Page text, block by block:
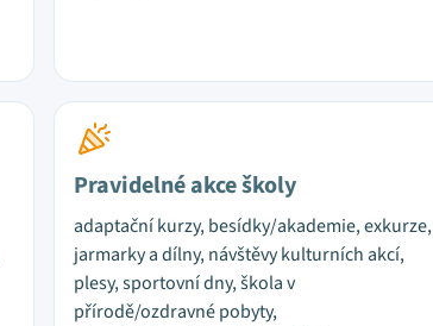
Pravidelné akce školy
adaptační kurzy, besídky/akademie, exkurze,
jarmarky a dílny, návštěvy kulturních akcí,
plesy, sportovní dny, škola v
přírodě/ozdravné pobyty,